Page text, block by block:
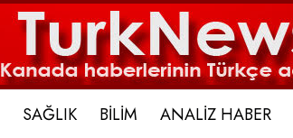
SAĞLIK BİLİM ANALİZ HABER